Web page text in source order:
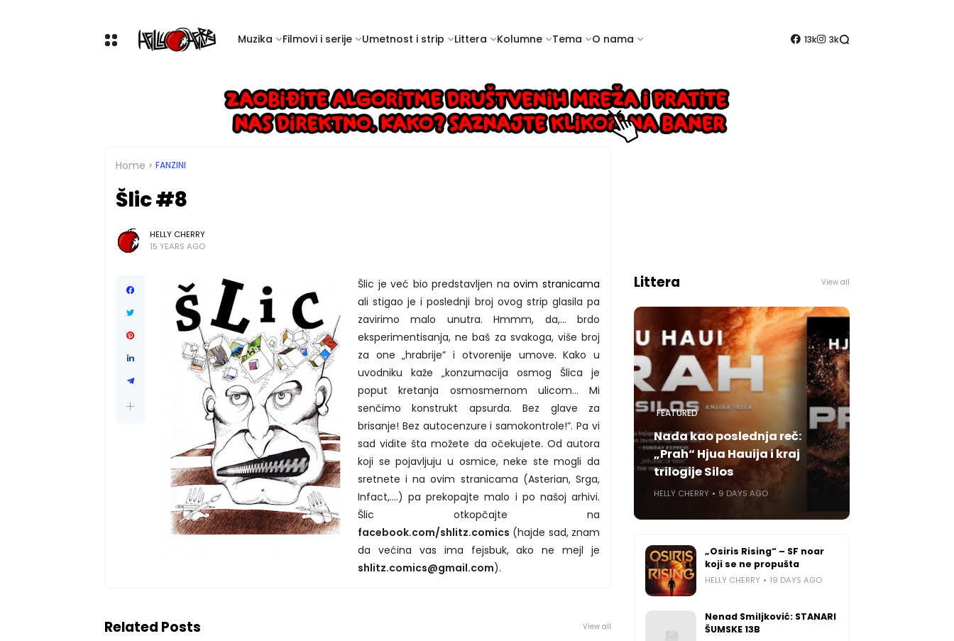
Muzika Filmovi i serije Umetnost i strip Littera Kolumne Tema O nama 13k 3k
Home FANZINI
Šlic #8
HELLY CHERRY
15 YEARS AGO
Šlic je već bio predstavljen naovim stranicama
ali stigao je i poslednji broj ovog strip glasila pa
zavirimo malo unutra. Hmmm, da,... brdo
eksperimentisanja, ne baš za svakoga, više broj
za one „hrabrije” i otvorenije umove. Kako u
uvodniku kaže „konzumacija osmog Šlica je
poput kretanja osmosmernom ulicom... Mi
senčimo konstrukt apsurda. Bez glave za
brisanje! Bez autocenzure i samokontrole!”. Pa vi
sad vidite šta možete da očekujete. Od autora
koji se pojavljuju u osmice, neke ste mogli da
sretnete i na ovim stranicama (Asterian, Srga,
Infact,....) pa prekopajte malo i po našoj arhivi.
Šlic otkopčajte na
facebook.com/shlitz.comics (hajde sad, znam
da većina vas ima fejsbuk, ako ne mejl je
shlitz.comics@gmail.com).
Related Posts View all
Littera View all
FEATURED
Nada kao poslednja reč:
„Prah“ Hjua Hauija i kraj
trilogije Silos
HELLY CHERRY 9 DAYS AGO
„Osiris Rising“ – SF noar
koji se ne propušta
HELLY CHERRY 19 DAYS AGO
Nenad Smiljković: STANARI
ŠUMSKE 13B